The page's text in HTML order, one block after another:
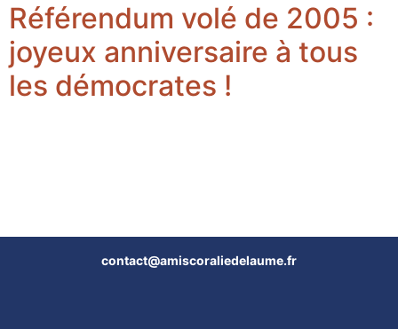
Référendum volé de 2005 :
joyeux anniversaire à tous
les démocrates !
contact@amiscoraliedelaume.fr